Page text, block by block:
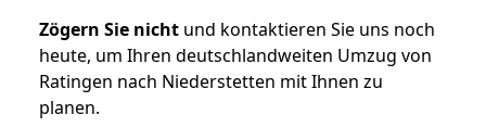
Zögern Sie nicht und kontaktieren Sie uns noch
heute, um Ihren deutschlandweiten Umzug von
Ratingen nach Niederstetten mit Ihnen zu
planen.